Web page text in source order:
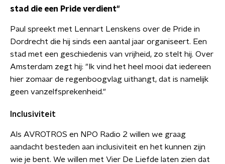
stad die een Pride verdient"
Paul spreekt met Lennart Lenskens over de Pride in
Dordrecht die hij sinds een aantal jaar organiseert. Een
stad met een geschiedenis van vrijheid, zo stelt hij. Over
Amsterdam zegt hij: "Ik vind het heel mooi dat iedereen
hier zomaar de regenboogvlag uithangt, dat is namelijk
geen vanzelfsprekenheid."
Inclusiviteit
Als AVROTROS en NPO Radio 2 willen we graag
aandacht besteden aan inclusiviteit en het kunnen zijn
wie je bent. We willen met Vier De Liefde laten zien dat